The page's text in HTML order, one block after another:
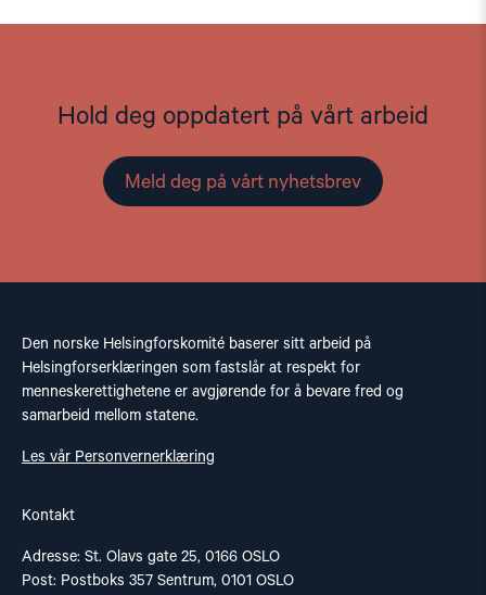
Hold deg oppdatert på vårt arbeid
Meld deg på vårt nyhetsbrev
Den norske Helsingforskomité baserer sitt arbeid på
Helsingforserklæringen som fastslår at respekt for
menneskerettighetene er avgjørende for å bevare fred og
samarbeid mellom statene.
Les vår Personvernerklæring
Kontakt
Adresse: St. Olavs gate 25, 0166 OSLO
Post: Postboks 357 Sentrum, 0101 OSLO